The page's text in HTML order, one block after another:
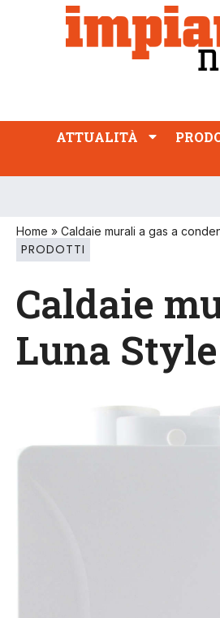
ATTUALITÀ PRODOTTI
PROFESSIONE
ATTUALITÀ
Home » Caldaie murali a gas a
PRODOTTI
Caldaie
Luna